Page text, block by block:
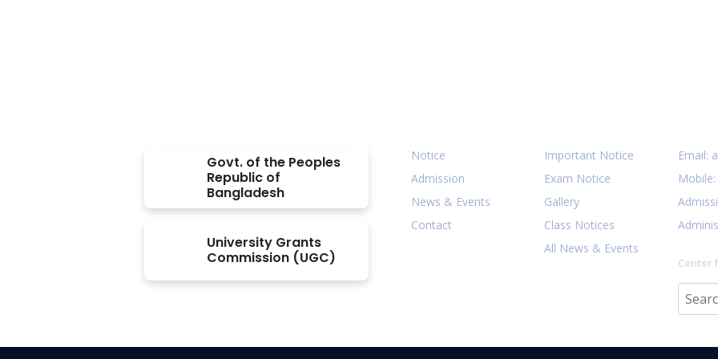
Govt. of the Peoples
Republic of
Bangladesh
University Grants
Commission (UGC)
Notice
Admission
News & Events
Contact
Important Notice
Exam Notice
Gallery
Class Notices
All News & Events
Email:
Mobile:
Center